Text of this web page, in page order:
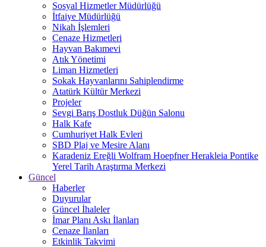
Sosyal Hizmetler Müdürlüğü
İtfaiye Müdürlüğü
Nikah İşlemleri
Cenaze Hizmetleri
Hayvan Bakımevi
Atık Yönetimi
Liman Hizmetleri
Sokak Hayvanlarını Sahiplendirme
Atatürk Kültür Merkezi
Projeler
Sevgi Barış Dostluk Düğün Salonu
Halk Kafe
Cumhuriyet Halk Evleri
SBD Plaj ve Mesire Alanı
Karadeniz Ereğli Wolfram Hoepfner Herakleia Pontike
Yerel Tarih Araştırma Merkezi
Güncel
Haberler
Duyurular
Güncel İhaleler
İmar Planı Askı İlanları
Cenaze İlanları
Etkinlik Takvimi